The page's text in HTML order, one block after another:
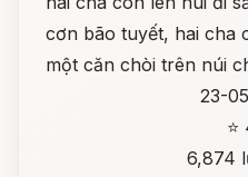
cơn bão tuyết, hai cha
một căn chòi trên núi
23-
⭐
6,874